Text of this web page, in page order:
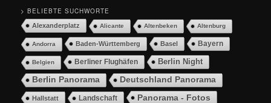
> BELIEBTE SUCHWORTE
Alexanderplatz Alicante Altenbeken Altenburg
Andorra Baden-Württemberg Basel Bayern
Belgien Berliner Flughäfen
Berlin Night
Berlin Panorama
Deutschland Panorama
Hallstatt Landschaft Panorama - Fotos